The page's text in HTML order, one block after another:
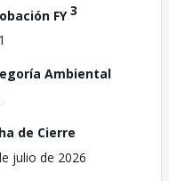
FY3
Ambiental
de Cierre
julio de 2026